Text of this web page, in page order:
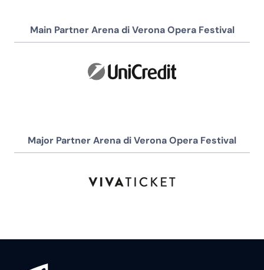
Main Partner Arena di Verona Opera Festival
Major Partner Arena di Verona Opera Festival